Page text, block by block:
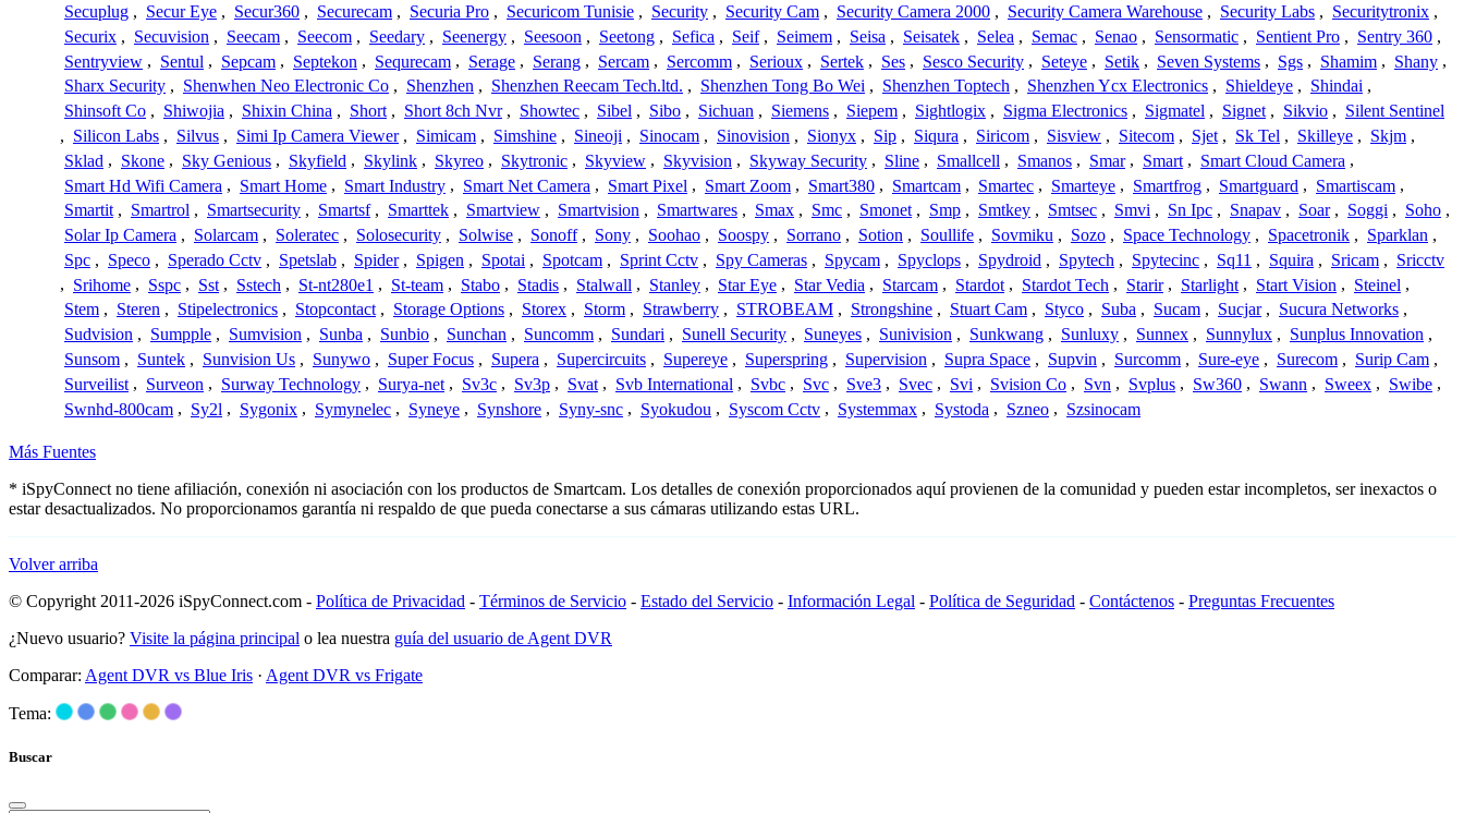
Secuplug , Secur Eye , Secur360 , Securecam , Securia Pro , Securicom Tunisie , Security , Security Cam , Security Camera 2000 , Security Camera Warehouse , Security Labs , Securitytronix ,
Securix , Secuvision , Seecam , Seecom , Seedary , Seenergy , Seesoon , Seetong , Sefica , Seif , Seimem , Seisa , Seisatek , Selea , Semac , Senao , Sensormatic , Sentient Pro , Sentry 360 ,
Sentryview , Sentul , Sepcam , Septekon , Sequrecam , Serage , Serang , Sercam , Sercomm , Serioux , Sertek , Ses , Sesco Security , Seteye , Setik , Seven Systems , Sgs , Shamim , Shany ,
Sharx Security , Shenwhen Neo Electronic Co , Shenzhen , Shenzhen Reecam Tech.ltd. , Shenzhen Tong Bo Wei , Shenzhen Toptech , Shenzhen Ycx Electronics , Shieldeye , Shindai ,
Shinsoft Co , Shiwojia , Shixin China , Short , Short 8ch Nvr , Showtec , Sibel , Sibo , Sichuan , Siemens , Siepem , Sightlogix , Sigma Electronics , Sigmatel , Signet , Sikvio , Silent Sentinel
, Silicon Labs , Silvus , Simi Ip Camera Viewer , Simicam , Simshine , Sineoji , Sinocam , Sinovision , Sionyx , Sip , Siqura , Siricom , Sisview , Sitecom , Sjet , Sk Tel , Skilleye , Skjm ,
Sklad , Skone , Sky Genious , Skyfield , Skylink , Skyreo , Skytronic , Skyview , Skyvision , Skyway Security , Sline , Smallcell , Smanos , Smar , Smart , Smart Cloud Camera ,
Smart Hd Wifi Camera , Smart Home , Smart Industry , Smart Net Camera , Smart Pixel , Smart Zoom , Smart380 , Smartcam , Smartec , Smarteye , Smartfrog , Smartguard , Smartiscam ,
Smartit , Smartrol , Smartsecurity , Smartsf , Smarttek , Smartview , Smartvision , Smartwares , Smax , Smc , Smonet , Smp , Smtkey , Smtsec , Smvi , Sn Ipc , Snapav , Soar , Soggi , Soho ,
Solar Ip Camera , Solarcam , Soleratec , Solosecurity , Solwise , Sonoff , Sony , Soohao , Soospy , Sorrano , Sotion , Soullife , Sovmiku , Sozo , Space Technology , Spacetronik , Sparklan ,
Spc , Speco , Sperado Cctv , Spetslab , Spider , Spigen , Spotai , Spotcam , Sprint Cctv , Spy Cameras , Spycam , Spyclops , Spydroid , Spytech , Spytecinc , Sq11 , Squira , Sricam , Sricctv
, Srihome , Sspc , Sst , Sstech , St-nt280e1 , St-team , Stabo , Stadis , Stalwall , Stanley , Star Eye , Star Vedia , Starcam , Stardot , Stardot Tech , Starir , Starlight , Start Vision , Steinel ,
Stem , Steren , Stipelectronics , Stopcontact , Storage Options , Storex , Storm , Strawberry , STROBEAM , Strongshine , Stuart Cam , Styco , Suba , Sucam , Sucjar , Sucura Networks ,
Sudvision , Sumpple , Sumvision , Sunba , Sunbio , Sunchan , Suncomm , Sundari , Sunell Security , Suneyes , Sunivision , Sunkwang , Sunluxy , Sunnex , Sunnylux , Sunplus Innovation ,
Sunsom , Suntek , Sunvision Us , Sunywo , Super Focus , Supera , Supercircuits , Supereye , Superspring , Supervision , Supra Space , Supvin , Surcomm , Sure-eye , Surecom , Surip Cam ,
Surveilist , Surveon , Surway Technology , Surya-net , Sv3c , Sv3p , Svat , Svb International , Svbc , Svc , Sve3 , Svec , Svi , Svision Co , Svn , Svplus , Sw360 , Swann , Sweex , Swibe ,
Swnhd-800cam , Sy2l , Sygonix , Symynelec , Syneye , Synshore , Syny-snc , Syokudou , Syscom Cctv , Systemmax , Systoda , Szneo , Szsinocam
Más Fuentes
* iSpyConnect no tiene afiliación, conexión ni asociación con los productos de Smartcam. Los detalles de conexión proporcionados aquí provienen de la comunidad y pueden estar incompletos, ser inexactos o
estar desactualizados. No proporcionamos garantía ni respaldo de que pueda conectarse a sus cámaras utilizando estas URL.
Volver arriba
© Copyright 2011-2026 iSpyConnect.com - Política de Privacidad - Términos de Servicio - Estado del Servicio - Información Legal - Política de Seguridad - Contáctenos - Preguntas Frecuentes
¿Nuevo usuario? Visite la página principal o lea nuestra guía del usuario de Agent DVR
Comparar: Agent DVR vs Blue Iris · Agent DVR vs Frigate
Tema:
Buscar